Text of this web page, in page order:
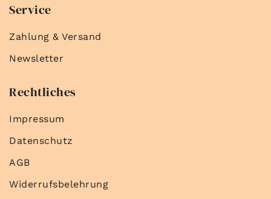
Service
Zahlung & Versand
Newsletter
Rechtliches
Impressum
Datenschutz
AGB
Widerrufsbelehrung